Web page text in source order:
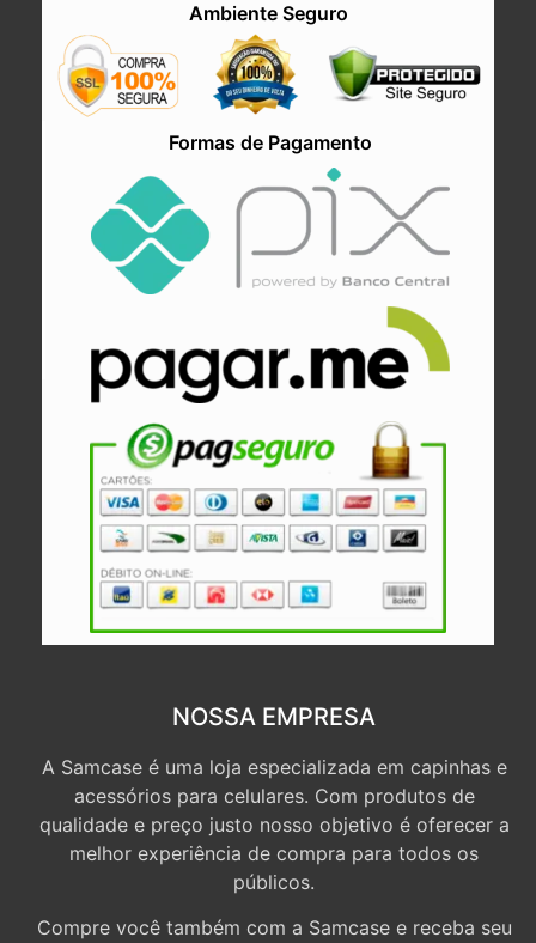
Ambiente Seguro
Formas de Pagamento
NOSSA EMPRESA
A Samcase é uma loja especializada em capinhas e
acessórios para celulares. Com produtos de
qualidade e preço justo nosso objetivo é oferecer a
melhor experiência de compra para todos os
públicos.
Compre você também com a Samcase e receba seu